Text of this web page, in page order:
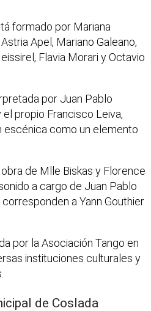
formado por Mariana
Apel, Mariano Galeano,
Flavia Morari y Octavio
por Juan Pablo
el propio Francisco Leiva,
escénica como un elemento
de Mlle Biskas y Florence
a cargo de Juan Pablo
a Yann Gouthier
por la Asociación Tango en
instituciones culturales y
de Coslada